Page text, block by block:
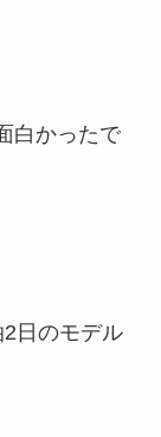
白かったで
日のモデル